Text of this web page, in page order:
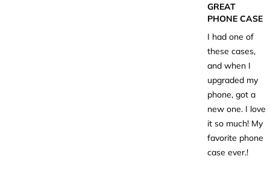
中
5
評
価
GREAT
PHONE CASE
I had one of
these cases,
and when I
upgraded my
phone, got a
new one. I love
it so much! My
favorite phone
case ever.!